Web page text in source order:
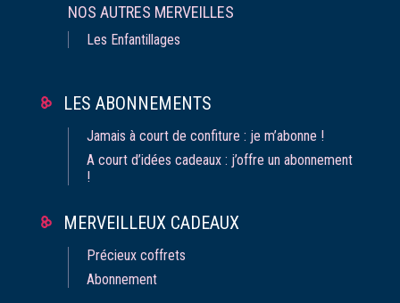
NOS AUTRES MERVEILLES
Les Enfantillages
LES ABONNEMENTS
Jamais à court de confiture : je m’abonne !
A court d’idées cadeaux : j’offre un abonnement
!
MERVEILLEUX CADEAUX
Précieux coffrets
Abonnement